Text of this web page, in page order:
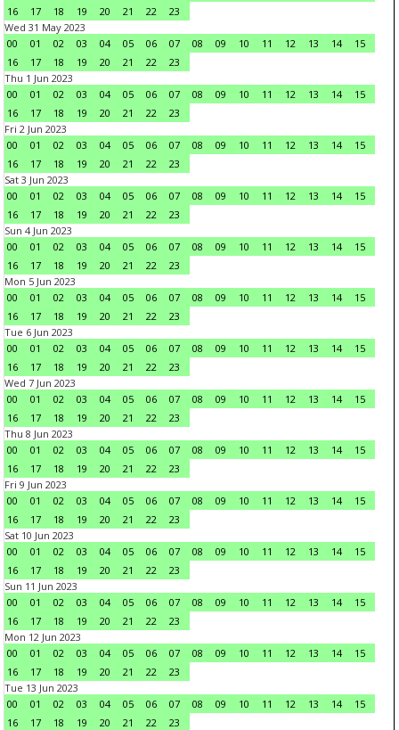
16
17 18 19 20 21 22
23
Wed 31 May 2023
00
01 02 03 04 05 06 07 08 09 10 11 12 13 14
15
16
17 18 19 20 21 22
23
Thu 1 Jun 2023
00
01 02 03 04 05 06 07 08 09 10 11 12 13 14
15
16
17 18 19 20 21 22
23
Fri 2 Jun 2023
00
01 02 03 04 05 06 07 08 09 10 11 12 13 14
15
16
17 18 19 20 21 22
23
Sat 3 Jun 2023
00
01 02 03 04 05 06 07 08 09 10 11 12 13 14
15
16
17 18 19 20 21 22
23
Sun 4 Jun 2023
00
01 02 03 04 05 06 07 08 09 10 11 12 13 14
15
16
17 18 19 20 21 22
23
Mon 5 Jun 2023
00
01 02 03 04 05 06 07 08 09 10 11 12 13 14
15
16
17 18 19 20 21 22
23
Tue 6 Jun 2023
00
01 02 03 04 05 06 07 08 09 10 11 12 13 14
15
16
17 18 19 20 21 22
23
Wed 7 Jun 2023
00
01 02 03 04 05 06 07 08 09 10 11 12 13 14
15
16
17 18 19 20 21 22
23
Thu 8 Jun 2023
00
01 02 03 04 05 06 07 08 09 10 11 12 13 14
15
16
17 18 19 20 21 22
23
Fri 9 Jun 2023
00
01 02 03 04 05 06 07 08 09 10 11 12 13 14
15
16
17 18 19 20 21 22
23
Sat 10 Jun 2023
00
01 02 03 04 05 06 07 08 09 10 11 12 13 14
15
16
17 18 19 20 21 22
23
Sun 11 Jun 2023
00
01 02 03 04 05 06 07 08 09 10 11 12 13 14
15
16
17 18 19 20 21 22
23
Mon 12 Jun 2023
00
01 02 03 04 05 06 07 08 09 10 11 12 13 14
15
16
17 18 19 20 21 22
23
Tue 13 Jun 2023
00
01 02 03 04 05 06 07 08 09 10 11 12 13 14
15
16
17 18 19 20 21 22
23